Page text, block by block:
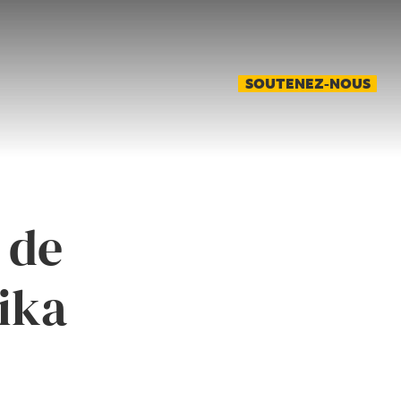
SOUTENEZ-NOUS